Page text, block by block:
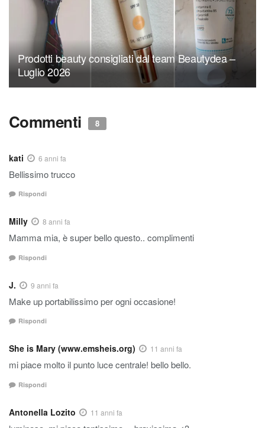
Prodotti beauty consigliati dal team Beautydea –
Luglio 2026
Commenti 8
kati 6 anni fa
Bellissimo trucco
Rispondi
Milly 8 anni fa
Mamma mia, è super bello questo.. complimenti
Rispondi
J. 9 anni fa
Make up portabilissimo per ogni occasione!
Rispondi
She is Mary (www.emsheis.org) 11 anni fa
mi piace molto il punto luce centrale! bello bello.
Rispondi
Antonella Lozito 11 anni fa